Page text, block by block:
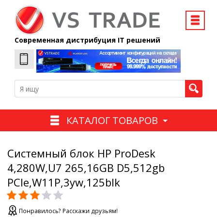
Современная дистрибуция IT решений
КАТАЛОГ ТОВАРОВ
Системный блок HP ProDesk
4,280W,U7 265,16GB D5,512gb
PCIe,W11P,3yw,125blk
Понравилось? Расскажи друзьям!